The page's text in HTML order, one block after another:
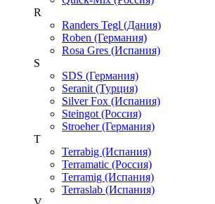
R
Randers Tegl (Дания)
Roben (Германия)
Rosa Gres (Испания)
S
SDS (Германия)
Seranit (Турция)
Silver Fox (Испания)
Steingot (Россия)
Stroeher (Германия)
T
Terrabig (Испания)
Terramatic (Россия)
Terramig (Испания)
Terraslab (Испания)